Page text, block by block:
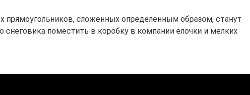
прямоугольников, сложенных определенным образом, станут
снеговика поместить в коробку в компании елочки и мелких